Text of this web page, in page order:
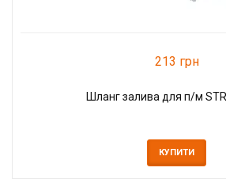
213 грн
Шланг залива для п/м
КУПИТИ